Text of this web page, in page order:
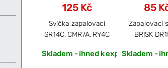
125 Kč
Svíčka zapalovací
SR14C, CMR7A, RY4C
Skladem - ihned k expedici
85
Zapalovací
BRISK
Skladem -